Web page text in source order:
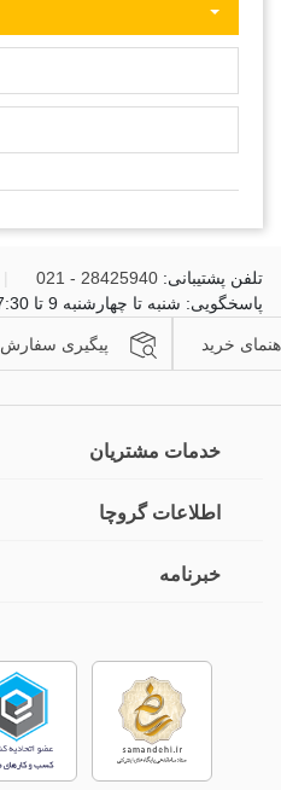
تلفن پشتیبانی: 28425940 - 021
پاسخگویی: شنبه تا چهارشنبه 9 تا 17:30، پنجشنبه 9 تا 14:30
خرید پیگیری سفارش
خدمات مشتریان
اطلاعات گروچا
خبرنامه